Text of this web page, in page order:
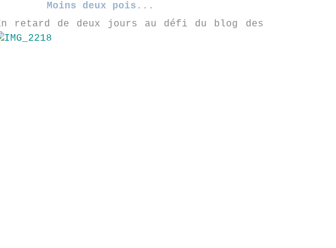
Moins deux pois...
retard de deux jours au défi du blog des